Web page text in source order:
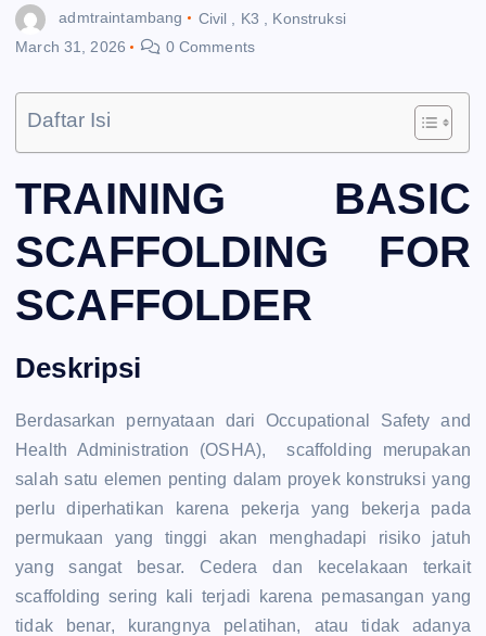
admtraintambang Civil K3
Konstruksi
March 31, 2026
0 Comments
Daftar Isi
TRAINING BASIC
SCAFFOLDING FOR
SCAFFOLDER
Deskripsi
Berdasarkan pernyataan dari Occupational Safety and
Health Administration (OSHA), scaffolding merupakan
salah satu elemen penting dalam proyek konstruksi yang
perlu diperhatikan karena pekerja yang bekerja pada
permukaan yang tinggi akan menghadapi risiko jatuh
yang sangat besar. Cedera dan kecelakaan terkait
scaffolding sering kali terjadi karena pemasangan yang
tidak benar, kurangnya pelatihan, atau tidak adanya